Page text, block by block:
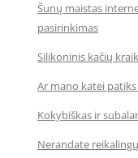
Šunų maistas
pasirinkimas
Silikoninis kačių
Ar mano katei
Kokybiškas ir
Nerandate